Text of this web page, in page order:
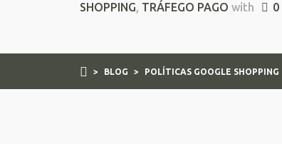
SHOPPING, TRÁFEGO PAGO with 0
> BLOG > POLÍTICAS GOOGLE SHOPPING